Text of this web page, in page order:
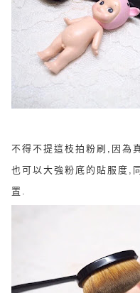
不得不提這枝拍粉刷,因為
也可以大強粉底的貼服度,
置.